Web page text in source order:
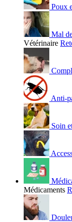
Poux
Mal
Vétérinaire
Anti-
Soin
Médicaments